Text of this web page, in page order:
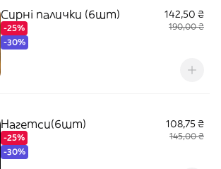
Сирні палички (6шт)
-25%
-30%
142,50 ₴
190,00 ₴
Нагетси(6шт)
-25%
-30%
108,75 ₴
145,00 ₴